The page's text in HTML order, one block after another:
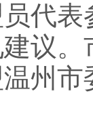
代
议
州